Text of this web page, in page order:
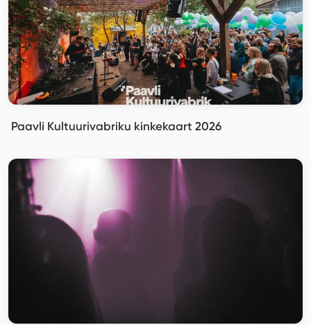
Paavli Kultuurivabriku kinkekaart 2026